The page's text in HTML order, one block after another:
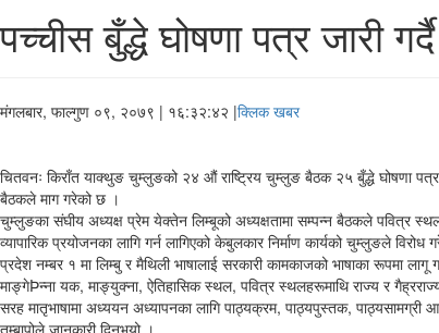
पच्चीस बुँद्धे घोषणा पत्र जारी
मंगलबार, फाल्गुण ०९, २०७९ | १६:३२:४२ |क्लिक खबर
चितवनः किराँत याक्थुङ चुम्लुङको २४ औं राष्ट्रिय चुम्लुङ बैठक २५ बुँद्धे घोषणा
बैठकले माग गरेको छ ।
चुम्लुङका संघीय अध्यक्ष प्रेम येक्तेन लिम्बूको अध्यक्षतामा सम्पन्न बैठकले पवित्र
व्यापारिक प्रयोजनका लागि गर्न लागिएको केबुलकार निर्माण कार्यको चुम्लुङले
प्रदेश नम्बर १ मा लिम्बु र मैथिली भाषालाई सरकारी कामकाजको भाषाका रूपमा
माङ्गेÞन्ना यक, माङ्युक्ना, ऐतिहासिक स्थल, पवित्र स्थलहरूमाथि राज्य र
सरह मातृभाषामा अध्ययन अध्यापनका लागि पाठ्यक्रम, पाठ्यपुस्तक, पाठ्यसामग्री
तुम्बापोले जानकारी दिनुभयो ।